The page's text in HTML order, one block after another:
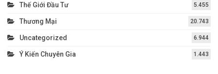
Thế Giới Đầu Tư 5.455
Thương Mại 20.743
Uncategorized 6.944
Ý Kiến Chuyên Gia 1.443